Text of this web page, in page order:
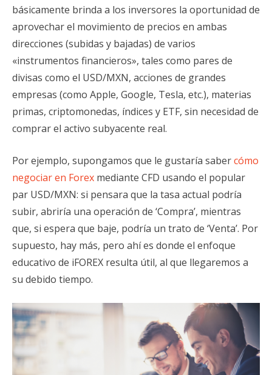
básicamente brinda a los inversores la oportunidad de
aprovechar el movimiento de precios en ambas
direcciones (subidas y bajadas) de varios
«instrumentos financieros», tales como pares de
divisas como el USD/MXN, acciones de grandes
empresas (como Apple, Google, Tesla, etc.), materias
primas, criptomonedas, índices y ETF, sin necesidad de
comprar el activo subyacente real.
Por ejemplo, supongamos que le gustaría sabercómo
negociar en Forex mediante CFD usando el popular
par USD/MXN: si pensara que la tasa actual podría
subir, abriría una operación de ‘Compra’, mientras
que, si espera que baje, podría un trato de ‘Venta’. Por
supuesto, hay más, pero ahí es donde el enfoque
educativo de iFOREX resulta útil, al que llegaremos a
su debido tiempo.